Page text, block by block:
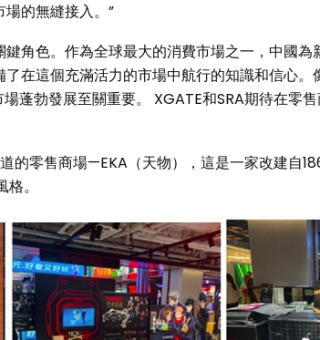
的無縫接入。”
角色。作為全球最大的消費市場之一，中國為
在這個充滿活力的市場中航行的知識和信心。
蓬勃發展至關重要。 XGATE和SRA期待在零
的零售商場—EKA（天物），這是一家改建自
。